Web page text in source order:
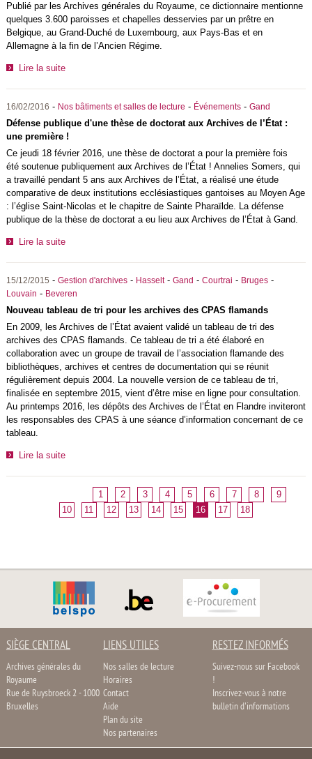
Publié par les Archives générales du Royaume, ce dictionnaire mentionne
quelques 3.600 paroisses et chapelles desservies par un prêtre en
Belgique, au Grand-Duché de Luxembourg, aux Pays-Bas et en
Allemagne à la fin de l’Ancien Régime.
Lire la suite
16/02/2016 - Nos bâtiments et salles de lecture - Événements- Gand
Défense publique d'une thèse de doctorat aux Archives de l’État :
une première !
Ce jeudi 18 février 2016, une thèse de doctorat a pour la première fois
été soutenue publiquement aux Archives de l’État ! Annelies Somers, qui
a travaillé pendant 5 ans aux Archives de l’État, a réalisé une étude
comparative de deux institutions ecclésiastiques gantoises au Moyen Age
: l’église Saint-Nicolas et le chapitre de Sainte Pharaïlde. La défense
publique de la thèse de doctorat a eu lieu aux Archives de l’État à Gand.
Lire la suite
15/12/2015 - Gestion d'archives- Hasselt- Gand - Courtrai - Bruges-
Louvain - Beveren
Nouveau tableau de tri pour les archives des CPAS flamands
En 2009, les Archives de l’État avaient validé un tableau de tri des
archives des CPAS flamands. Ce tableau de tri a été élaboré en
collaboration avec un groupe de travail de l’association flamande des
bibliothèques, archives et centres de documentation qui se réunit
régulièrement depuis 2004. La nouvelle version de ce tableau de tri,
finalisée en septembre 2015, vient d’être mise en ligne pour consultation.
Au printemps 2016, les dépôts des Archives de l’État en Flandre inviteront
les responsables des CPAS à une séance d’information concernant de ce
tableau.
Lire la suite
1 2 3 4 5 6 7 8
9
10
11 12 13 14 15 16 17 18
SIÈGE CENTRAL
Archives générales du
Royaume
Rue de Ruysbroeck 2 - 1000
Bruxelles
LIENS UTILES
Nos salles de lecture
Horaires
Contact
Aide
Plan du site
Nos partenaires
RESTEZ INFORMÉS
Suivez-nous sur Facebook
!
Inscrivez-vous à notre
bulletin d'informations